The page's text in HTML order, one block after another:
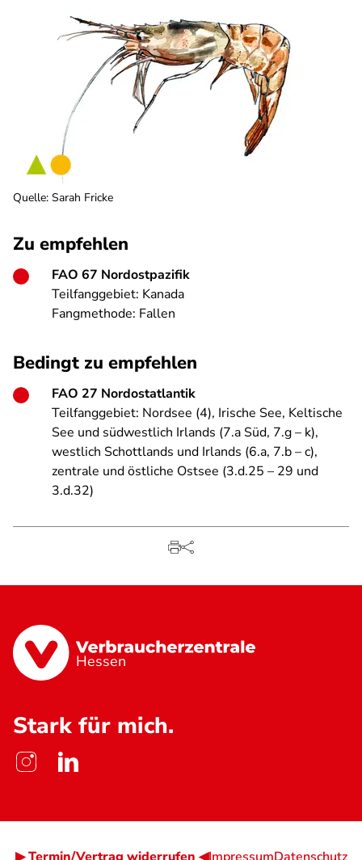
Quelle: Sarah Fricke
Zu empfehlen
FAO 67 Nordostpazifik
Teilfanggebiet: Kanada
Fangmethode: Fallen
Bedingt zu empfehlen
FAO 27 Nordostatlantik
Teilfanggebiet: Nordsee (4), Irische See, Keltische
See und südwestlich Irlands (7.a Süd, 7.g – k),
westlich Schottlands und Irlands (6.a, 7.b – c),
zentrale und östliche Ostsee (3.d.25 – 29 und
3.d.32)
Hessen
Stark für mich.